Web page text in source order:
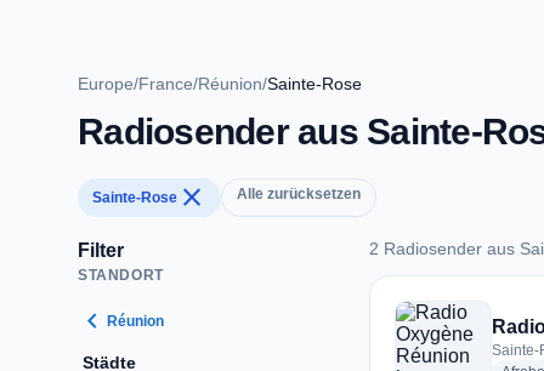
Europe/France/Réunion/Sainte-Rose
Radiosender aus Sainte-
Sainte-Rose close Alle zurücksetzen
Filter
STANDORT
chevron_left Réunion
Städte
2 Radiosender aus
2 Radiosender aus
Sainte-